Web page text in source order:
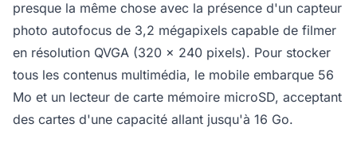
presque la même chose avec la présence d'un capteur
photo autofocus de 3,2 mégapixels capable de filmer
en résolution QVGA (320 x 240 pixels). Pour stocker
tous les contenus multimédia, le mobile embarque 56
Mo et un lecteur de carte mémoire microSD, acceptant
des cartes d'une capacité allant jusqu'à 16 Go.